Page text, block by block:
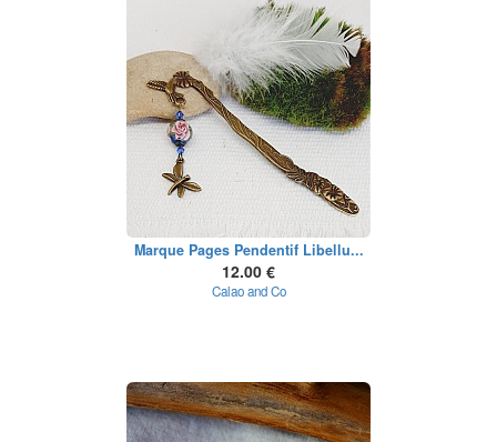
Marque Pages Pendentif Libellu...
12.00 €
Calao and Co